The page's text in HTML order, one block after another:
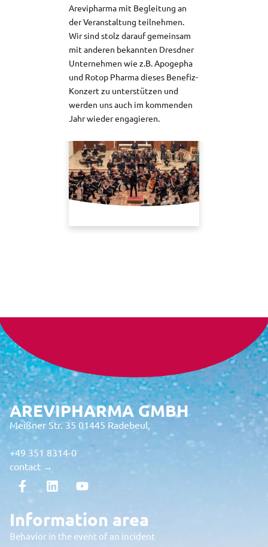
Arevipharma mit Begleitung an
der Veranstaltung teilnehmen.
Wir sind stolz darauf gemeinsam
mit anderen bekannten Dresdner
Unternehmen wie z.B. Apogepha
und Rotop Pharma dieses Benefiz-
Konzert zu unterstützen und
werden uns auch im kommenden
Jahr wieder engagieren.
AREVIPHARMA GMBH
Meißner Str. 35 01445 Radebeul,
+49 351 8314-0
contact →
Information area
Behavior in the event of an incident